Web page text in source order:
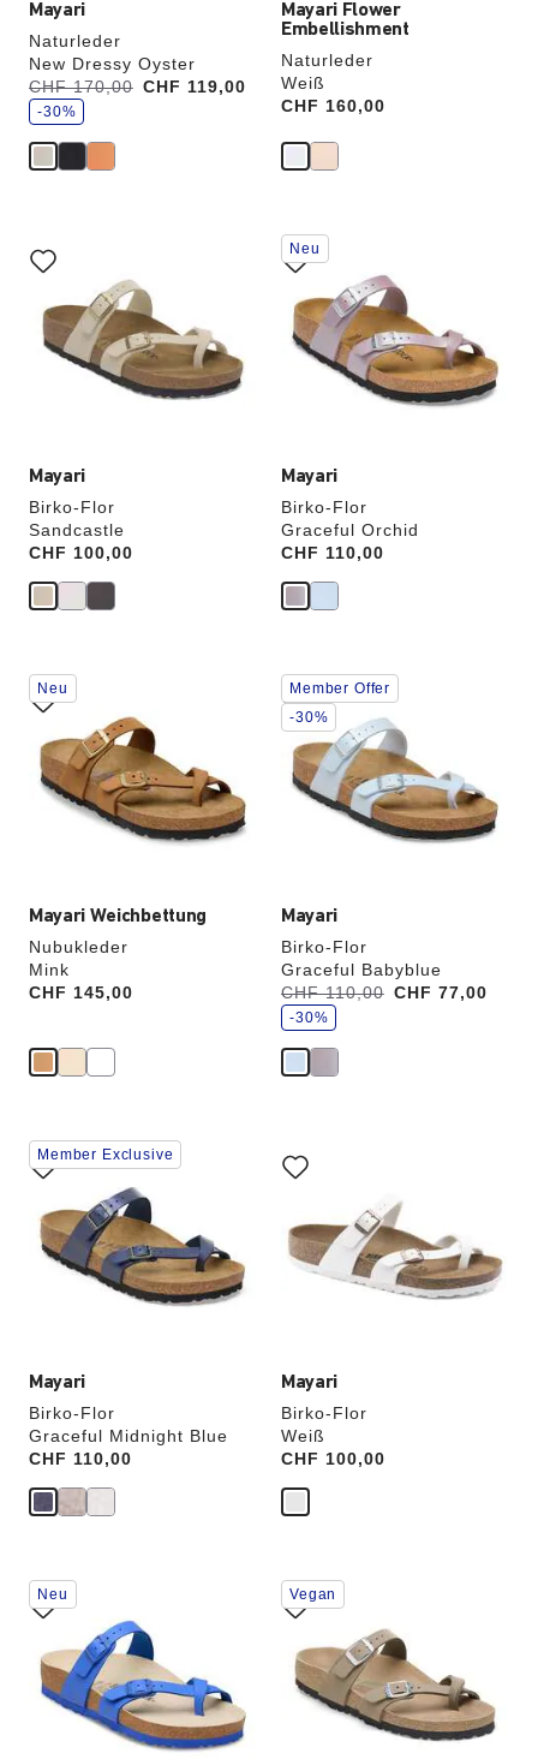
Mayari
Naturleder
New Dressy Oyster
Vorher:
CHF 170,00
Jetzt CHF 119,00
S
p
a
r
e
-30%
Mayari Flower
Embellishment
Naturleder
Weiß
Price:
CHF 160,00
Mayari
Birko-Flor
Sandcastle
Price:
CHF 100,00
Anklicken
der
Farben
werden
die
Produktbilder
aktualisiert.
Mayari
Birko-Flor
Graceful Orchid
Price:
CHF 110,00
Durch
Anklicken
der
Farben
werden
die
Produktbilder
aktualisiert.
Neu
Mayari Weichbettung
Nubukleder
Mink
Price:
CHF 145,00
Durch
Anklicken
der
Farben
werden
die
Produktbilder
aktualisiert.
Neu
Mayari
Birko-Flor
Graceful Babyblue
Vorher:
CHF 110,00
Jetzt CHF 77,00
S
p
a
r
e
-30%
Durch
Anklicken
der
Farben
werden
die
Produktbilder
aktualisiert.
Member Offer
-30%
Mayari
Birko-Flor
Graceful Midnight Blue
Price:
CHF 110,00
Durch
Anklicken
der
Farben
werden
die
Produktbilder
aktualisiert.
Member Exclusive
Mayari
Birko-Flor
Weiß
Price:
CHF 100,00
Anklicken
der
werden
die
Produktbilder
aktualisiert.
Durch
Anklicken
der
Farben
werden
die
Produktbilder
aktualisiert.
Neu
Durch
Anklicken
der
Farben
werden
die
Produktbilder
aktualisiert.
Vegan